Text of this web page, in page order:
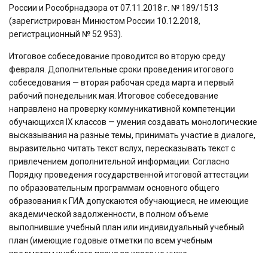
России и Рособрнадзора от 07.11.2018 г. № 189/1513
(зарегистрирован Минюстом России 10.12.2018,
регистрационный № 52 953).
Итоговое собеседование проводится во вторую среду
февраля. Дополнительные сроки проведения итогового
собеседования — вторая рабочая среда марта и первый
рабочий понедельник мая. Итоговое собеседование
направлено на проверку коммуникативной компетенции
обучающихся IX классов — умения создавать монологические
высказывания на разные темы, принимать участие в диалоге,
выразительно читать текст вслух, пересказывать текст с
привлечением дополнительной информации. Согласно
Порядку проведения государственной итоговой аттестации
по образовательным программам основного общего
образования к ГИА допускаются обучающиеся, не имеющие
академической задолженности, в полном объеме
выполнившие учебный план или индивидуальный учебный
план (имеющие годовые отметки по всем учебным